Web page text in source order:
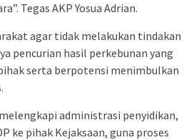
Tegas AKP Yosua Adrian.
agar tidak melakukan tindakan
pencurian hasil perkebunan yang
serta berpotensi menimbulkan
administrasi penyidikan,
ke pihak Kejaksaan, guna proses